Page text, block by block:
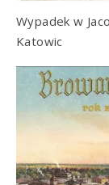
Wypadek w
Katowic